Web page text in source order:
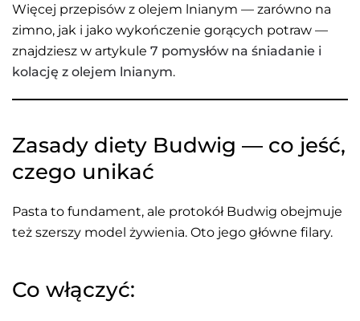
Więcej przepisów z olejem lnianym — zarówno na
zimno, jak i jako wykończenie gorących potraw —
znajdziesz w artykule 7 pomysłów na śniadanie i
kolację z olejem lnianym.
Zasady diety Budwig — co jeść,
czego unikać
Pasta to fundament, ale protokół Budwig obejmuje
też szerszy model żywienia. Oto jego główne filary.
Co włączyć: